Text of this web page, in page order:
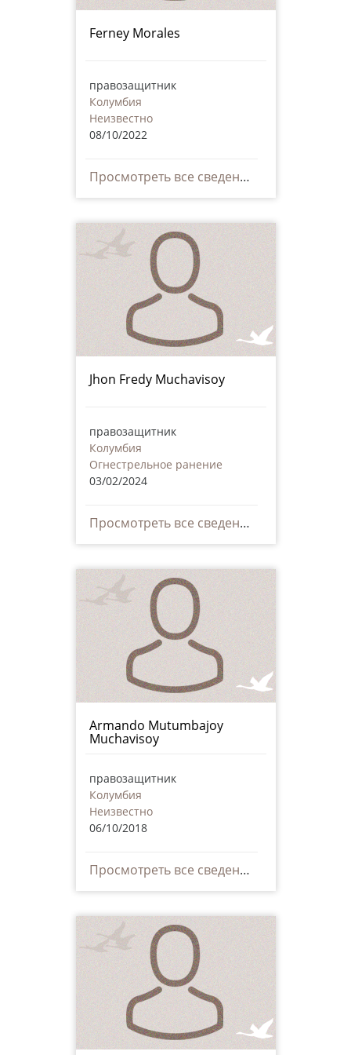
Ferney Morales
правозащитник
Колумбия
Неизвестно
08/10/2022
Просмотреть все сведения
Jhon Fredy Muchavisoy
правозащитник
Колумбия
Огнестрельное ранение
03/02/2024
Просмотреть все сведения
Armando Mutumbajoy
Muchavisoy
правозащитник
Колумбия
Неизвестно
06/10/2018
Просмотреть все сведения